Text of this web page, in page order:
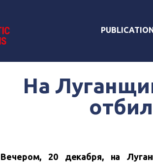
На
Вечером, 20 декабря, на